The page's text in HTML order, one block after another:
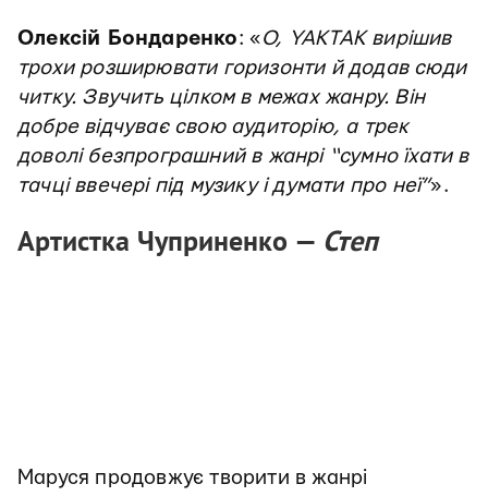
Олексій Бондаренко: «О, YAKTAK вирішив
трохи розширювати горизонти й додав сюди
читку. Звучить цілком в межах жанру. Він
добре відчуває свою аудиторію, а трек
доволі безпрограшний в жанрі “сумно їхати в
тачці ввечері під музику і думати про неї”».
Артистка Чуприненко — Степ
Маруся продовжує творити в жанрі